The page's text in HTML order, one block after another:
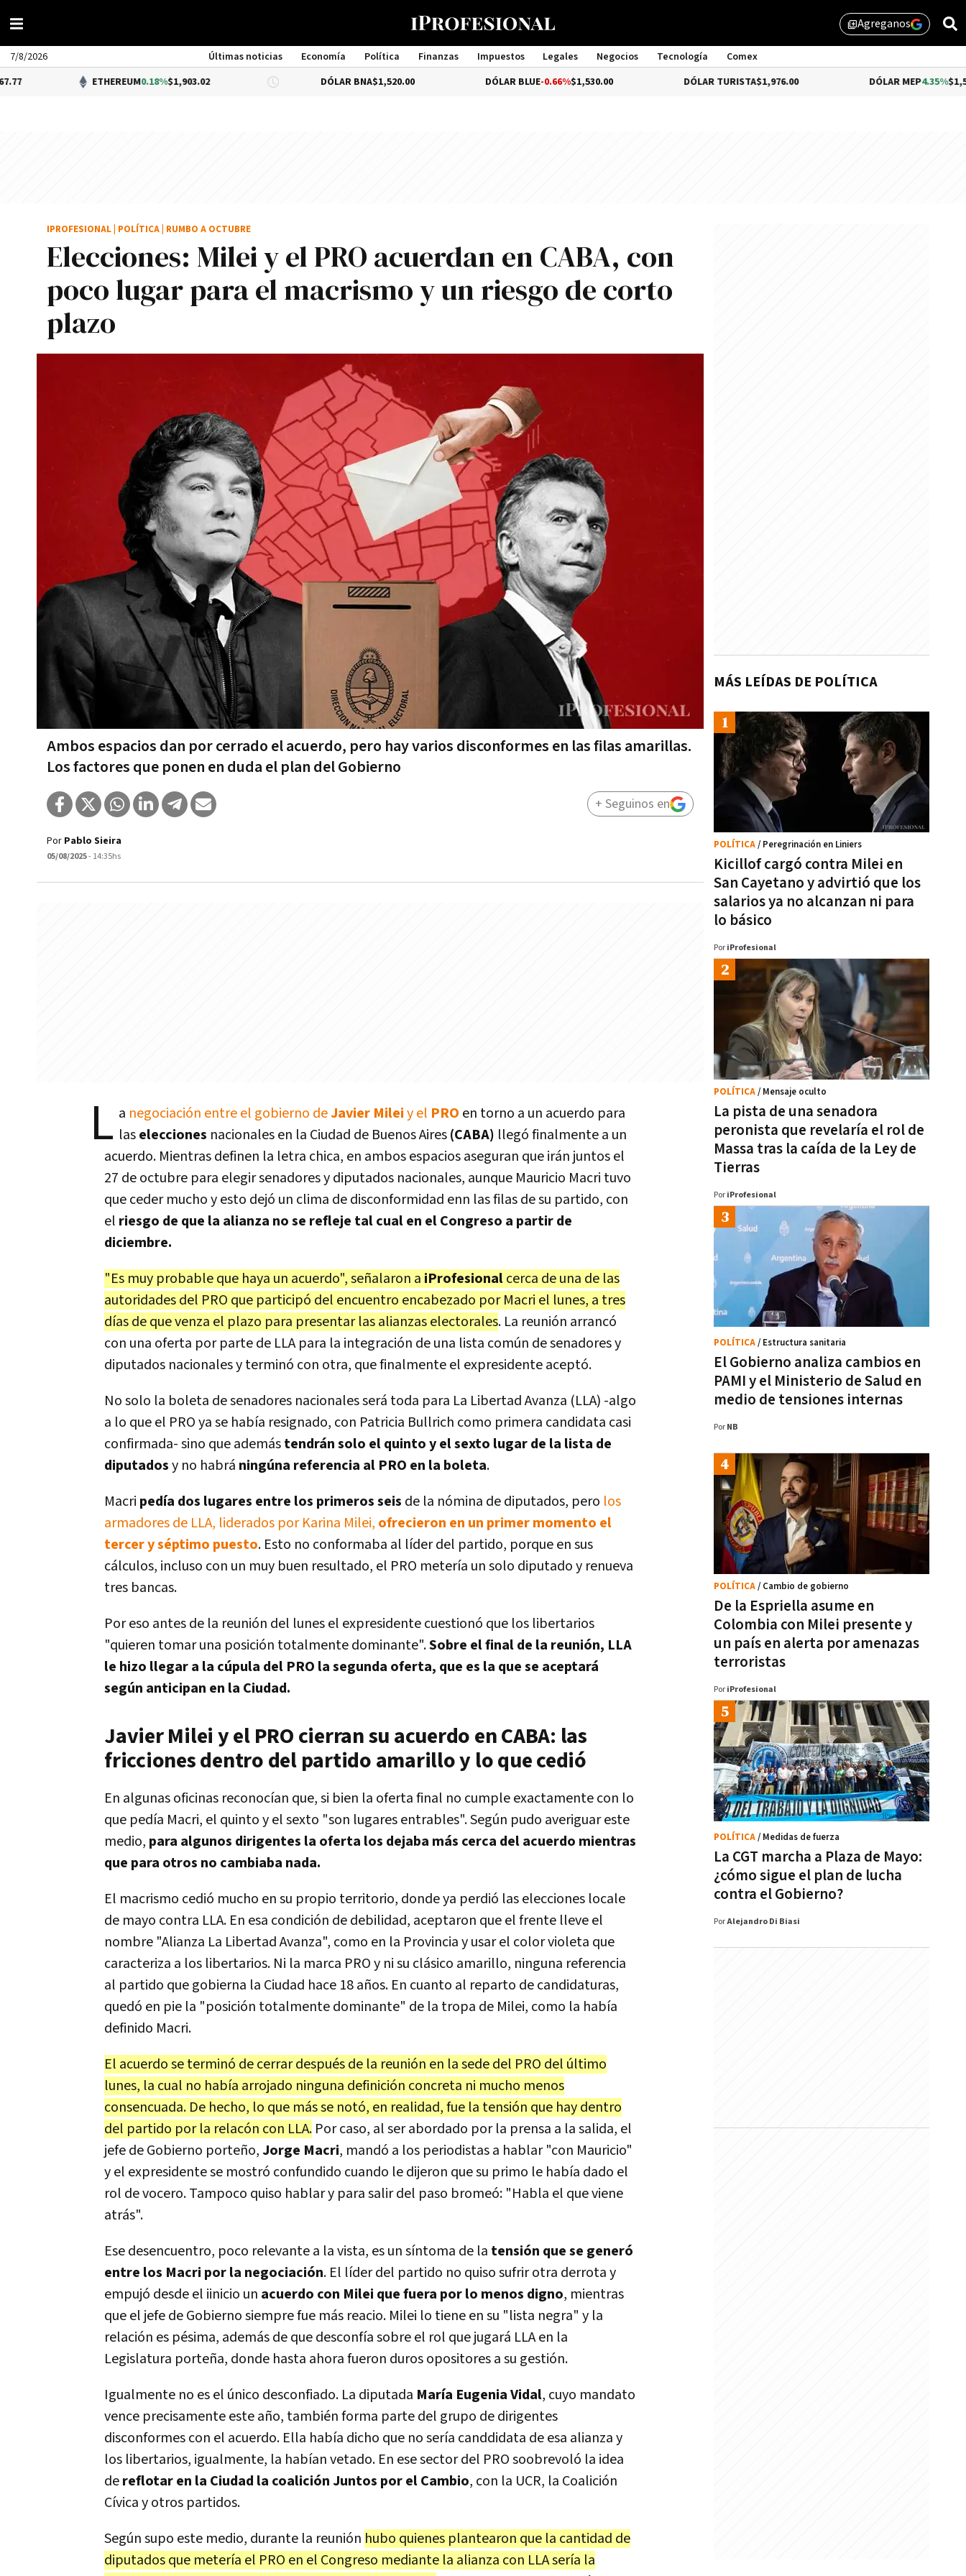
library_addAgreganos
7/8/2026 Últimas noticias Economía Política Finanzas Impuestos Legales Negocios Tecnología
Comex
Management
ETHEREUM0.18%$1,903.02 DÓLAR BNA$1,520.00 DÓLAR BLUE-0.66%$1,530.00 DÓLAR TURISTA$1,976.00 DÓLAR MEP4.35% $1,579.46
Elecciones: Milei y el PRO acuerdan en CABA, con
poco lugar para el macrismo y un riesgo de corto
plazo
Ambos espacios dan por cerrado el acuerdo, pero hay varios disconformes en las filas amarillas.
Los factores que ponen en duda el plan del Gobierno
IPROFESIONAL POLÍTICA RUMBO A OCTUBRE
Por Pablo Sieira
05/08/2025- 14:35hs
+ Seguinos en
L a negociación entre el gobierno deJavier Mileiy el PRO en torno a un acuerdo para
laselecciones nacionales en la Ciudad de Buenos Aires(CABA) llegó finalmente a un
acuerdo. Mientras definen la letra chica, en ambos espacios aseguran que irán juntos el
27 de octubre para elegir senadores y diputados nacionales, aunque Mauricio Macri tuvo
que ceder mucho y esto dejó un clima de disconformidad enn las filas de su partido, con
el riesgo de que la alianza no se refleje tal cual en el Congreso a partir de
diciembre.
"Es muy probable que haya un acuerdo", señalaron a iProfesionalcerca de una de las
autoridades del PRO que participó del encuentro encabezado por Macri el lunes, a tres
días de que venza el plazo para presentar las alianzas electorales. La reunión arrancó
con una oferta por parte de LLA para la integración de una lista común de senadores y
diputados nacionales y terminó con otra, que finalmente el expresidente aceptó.
No solo la boleta de senadores nacionales será toda para La Libertad Avanza (LLA) -algo
a lo que el PRO ya se había resignado, con Patricia Bullrich como primera candidata casi
confirmada- sino que ademástendrán solo el quinto y el sexto lugar de la lista de
diputadosy no habrá ningúna referencia al PRO en la boleta.
Macri pedía dos lugares entre los primeros seis de la nómina de diputados, pero los
armadores de LLA, liderados por Karina Milei, ofrecieron en un primer momento el
tercer y séptimo puesto. Esto no conformaba al líder del partido, porque en sus
cálculos, incluso con un muy buen resultado, el PRO metería un solo diputado y renueva
tres bancas.
Por eso antes de la reunión del lunes el expresidente cuestionó que los libertarios
"quieren tomar una posición totalmente dominante".Sobre el final de la reunión, LLA
le hizo llegar a la cúpula del PRO la segunda oferta, que es la que se aceptará
según anticipan en la Ciudad.
Javier Milei y el PRO cierran su acuerdo en CABA: las
fricciones dentro del partido amarillo y lo que cedió
En algunas oficinas reconocían que, si bien la oferta final no cumple exactamente con lo
que pedía Macri, el quinto y el sexto "son lugares entrables". Según pudo averiguar este
medio, para algunos dirigentes la oferta los dejaba más cerca del acuerdo mientras
que para otros no cambiaba nada.
El macrismo cedió mucho en su propio territorio, donde ya perdió las elecciones locale
de mayo contra LLA. En esa condición de debilidad, aceptaron que el frente lleve el
nombre "Alianza La Libertad Avanza", como en la Provincia y usar el color violeta que
caracteriza a los libertarios. Ni la marca PRO y ni su clásico amarillo, ninguna referencia
al partido que gobierna la Ciudad hace 18 años. En cuanto al reparto de candidaturas,
quedó en pie la "posición totalmente dominante" de la tropa de Milei, como la había
definido Macri.
El acuerdo se terminó de cerrar después de la reunión en la sede del PRO del último
lunes, la cual no había arrojado ninguna definición concreta ni mucho menos
consencuada. De hecho, lo que más se notó, en realidad, fue la tensión que hay dentro
del partido por la relacón con LLA. Por caso, al ser abordado por la prensa a la salida, el
jefe de Gobierno porteño,Jorge Macri, mandó a los periodistas a hablar "con Mauricio"
y el expresidente se mostró confundido cuando le dijeron que su primo le había dado el
rol de vocero. Tampoco quiso hablar y para salir del paso bromeó: "Habla el que viene
atrás".
Ese desencuentro, poco relevante a la vista, es un síntoma de la tensión que se generó
entre los Macri por la negociación. El líder del partido no quiso sufrir otra derrota y
empujó desde el iinicio un acuerdo con Milei que fuera por lo menos digno, mientras
que el jefe de Gobierno siempre fue más reacio. Milei lo tiene en su "lista negra" y la
relación es pésima, además de que desconfía sobre el rol que jugará LLA en la
Legislatura porteña, donde hasta ahora fueron duros opositores a su gestión.
Igualmente no es el único desconfiado. La diputada María Eugenia Vidal, cuyo mandato
vence precisamente este año, también forma parte del grupo de dirigentes
disconformes con el acuerdo. Ella había dicho que no sería canddidata de esa alianza y
los libertarios, igualmente, la habían vetado. En ese sector del PRO soobrevoló la idea
dereflotar en la Ciudad la coalición Juntos por el Cambio, con la UCR, la Coalición
Cívica y otros partidos.
Según supo este medio, durante la reunión hubo quienes plantearon que la cantidad de
diputados que metería el PRO en el Congreso mediante la alianza con LLA sería la
MÁS LEÍDAS DE POLÍTICA
Kicillof cargó contra Milei en
San Cayetano y advirtió que los
salarios ya no alcanzan ni para
lo básico
POLÍTICA/ Peregrinación en Liniers
Por iProfesional
La pista de una senadora
peronista que revelaría el rol de
Massa tras la caída de la Ley de
Tierras
POLÍTICA/ Mensaje oculto
Por iProfesional
El Gobierno analiza cambios en
PAMI y el Ministerio de Salud en
medio de tensiones internas
POLÍTICA/ Estructura sanitaria
Por NB
De la Espriella asume en
Colombia con Milei presente y
un país en alerta por amenazas
terroristas
POLÍTICA/ Cambio de gobierno
Por iProfesional
La CGT marcha a Plaza de Mayo:
¿cómo sigue el plan de lucha
contra el Gobierno?
POLÍTICA/ Medidas de fuerza
PorAlejandro Di Biasi